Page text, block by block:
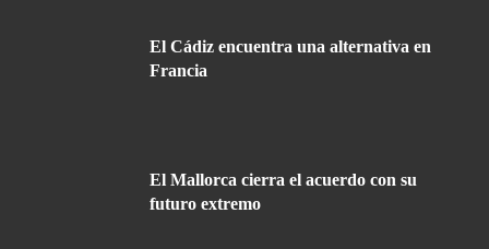
El Cádiz encuentra una alternativa en
Francia
El Mallorca cierra el acuerdo con su
futuro extremo